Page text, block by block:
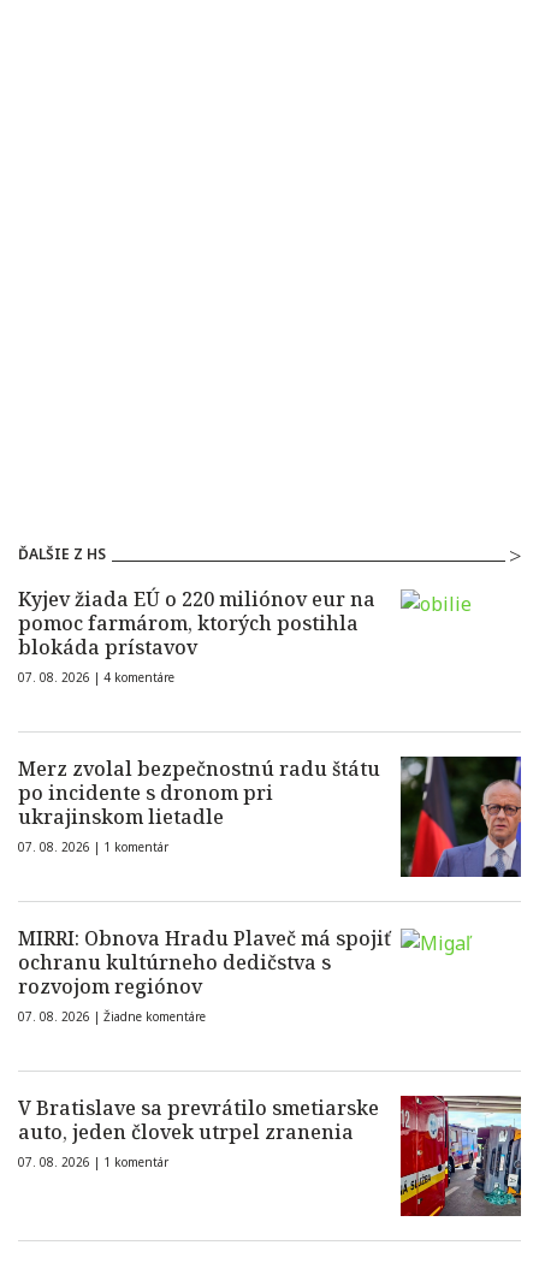
ĎALŠIE Z HS
Kyjev žiada EÚ o 220 miliónov eur na
pomoc farmárom, ktorých postihla
blokáda prístavov
07. 08. 2026 | 4 komentáre
Merz zvolal bezpečnostnú radu štátu
po incidente s dronom pri
ukrajinskom lietadle
07. 08. 2026 | 1 komentár
MIRRI: Obnova Hradu Plaveč má spojiť
ochranu kultúrneho dedičstva s
rozvojom regiónov
07. 08. 2026 | Žiadne komentáre
V Bratislave sa prevrátilo smetiarske
auto, jeden človek utrpel zranenia
07. 08. 2026 | 1 komentár